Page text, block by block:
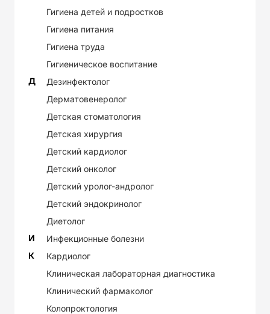
Гигиена детей и подростков
Гигиена питания
Гигиена труда
Гигиеническое воспитание
Д
Дезинфектолог
Дерматовенеролог
Детская стоматология
Детская хирургия
Детский кардиолог
Детский онколог
Детский уролог-андролог
Детский эндокринолог
Диетолог
И
Инфекционные болезни
К
Кардиолог
Клиническая лабораторная диагностика
Клинический фармаколог
Колопроктология